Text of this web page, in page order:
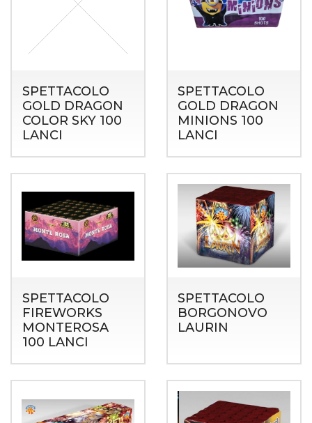
SPETTACOLO
GOLD DRAGON
COLOR SKY 100
LANCI
SPETTACOLO
GOLD DRAGON
MINIONS 100
LANCI
SPETTACOLO
FIREWORKS
MONTEROSA
100 LANCI
SPETTACOLO
BORGONOVO
LAURIN